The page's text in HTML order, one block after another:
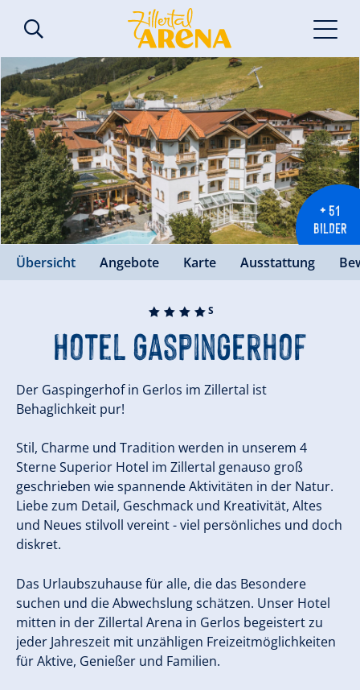
+ 51
BILDER
Übersicht Angebote Karte Ausstattung
🞙 🞙 🞙 🞙S
Hotel Gaspingerhof
Der Gaspingerhof in Gerlos im Zillertal ist
Behaglichkeit pur!
Stil, Charme und Tradition werden in unserem 4
Sterne Superior Hotel im Zillertal genauso groß
geschrieben wie spannende Aktivitäten in der Natur.
Liebe zum Detail, Geschmack und Kreativität, Altes
und Neues stilvoll vereint - viel persönliches und doch
diskret.
Das Urlaubszuhause für alle, die das Besondere
suchen und die Abwechslung schätzen. Unser Hotel
mitten in der Zillertal Arena in Gerlos begeistert zu
jeder Jahreszeit mit unzähligen Freizeitmöglichkeiten
für Aktive, Genießer und Familien.